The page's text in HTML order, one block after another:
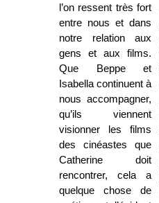
l’on ressent très fort
entre nous et dans
notre relation aux
gens et aux films.
Que Beppe et
Isabella continuent à
nous accompagner,
qu’ils viennent
visionner les films
des cinéastes que
Catherine doit
rencontrer, cela a
quelque chose de